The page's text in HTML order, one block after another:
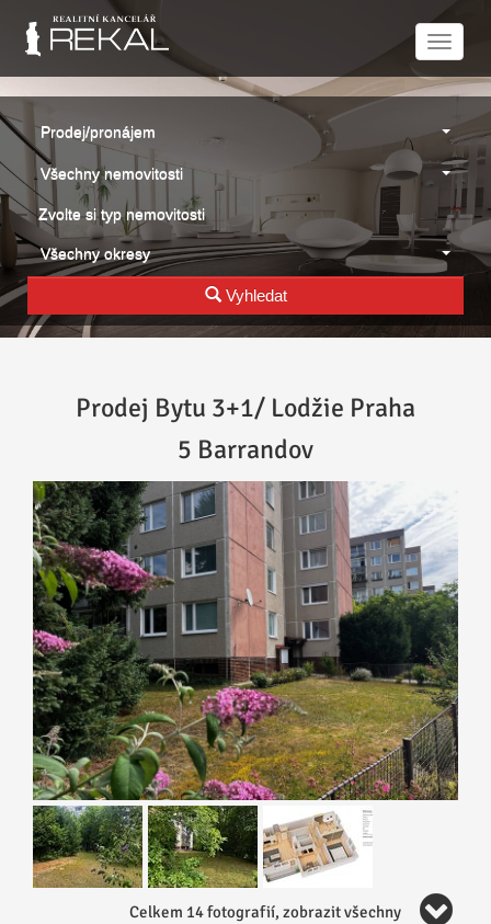
Prodej/pronájem
Všechny nemovitosti
Zvolte si typ nemovitosti
Všechny okresy
Vyhledat
Prodej Bytu 3+1/ Lodžie Praha
5 Barrandov
Celkem 14 fotografií, zobrazit všechny